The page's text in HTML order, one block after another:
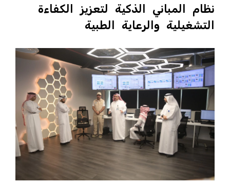
نظام المباني الذكية لتعزيز الكفاءة
التشغيلية والرعاية الطبية